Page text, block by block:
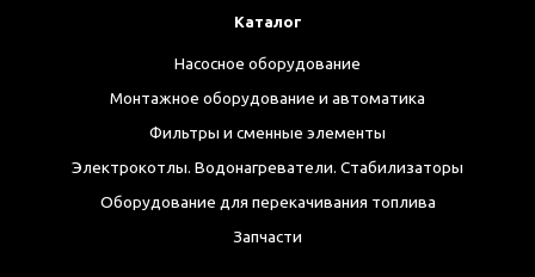
Каталог
Насосное оборудование
Монтажное оборудование и автоматика
Фильтры и сменные элементы
Электрокотлы. Водонагреватели. Стабилизаторы
Оборудование для перекачивания топлива
Запчасти